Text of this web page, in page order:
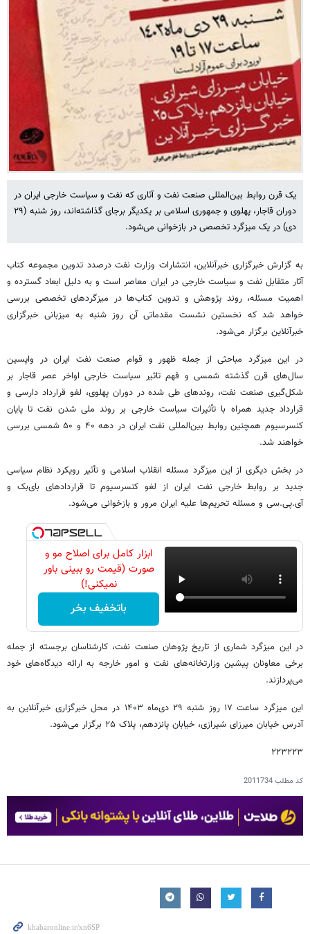
یک قرن روابط بین‌المللی صنعت نفت و آثاری که نفت و سیاست خارجی ایران در
دوران قاجار، پهلوی و جمهوری اسلامی بر یکدیگر برجای گذاشته‌اند، روز شنبه (۲۹
دی) در یک میزگرد تخصصی در بازخوانی می‌شود.
به گزارش خبرگزاری خبرآنلاین، انتشارات وزارت نفت درصدد تدوین مجموعه کتاب‌
آثار متقابل نفت و سیاست خارجی در ایران معاصر است و به دلیل ابعاد گسترده و
اهمیت مسئله، روند پژوهش و تدوین کتاب‌ها در میزگردهای تخصصی بررسی
خواهد شد که نخستین نشست مقدماتی آن روز شنبه به میزبانی خبرگزاری
خبرآنلاین برگزار می‌شود.
در این میزگرد مباحثی از جمله ظهور و قوام صنعت نفت ایران در واپسین
سال‌های قرن گذشته شمسی و فهم تاثیر سیاست خارجی اواخر عصر قاجار بر
شکل‌گیری صنعت نفت، روندهای طی شده در دوران پهلوی، لغو قرارداد دارسی و
قرارداد جدید همراه با تأثیرات سیاست خارجی بر روند ملی شدن نفت تا پایان
کنسرسیوم همچنین روابط بین‌المللی نفت ایران در دهه ۴۰ و ۵۰ شمسی بررسی
خواهند شد.
در بخش دیگری از این میزگرد مسئله انقلاب اسلامی و تأثیر رویکرد نظام سیاسی
جدید بر روابط خارجی نفت ایران از لغو کنسرسیوم تا قراردادهای بای‌بک و
آی.پی.سی و مسئله تحریم‌ها علیه ایران مرور و بازخوانی می‌شود.
ابزار کامل برای اصلاح مو و
صورت (قیمت رو ببینی باور
نمیکنی!)
باتخفیف بخر
در این میزگرد شماری از تاریخ پژوهان صنعت نفت، کارشناسان برجسته از جمله
برخی معاونان پیشین وزارتخانه‌های نفت و امور خارجه به ارائه دیدگاه‌های خود
می‌پردازند.
این میزگرد ساعت ۱۷ روز شنبه ۲۹ دی‌ماه ۱۴۰۳ در محل خبرگزاری خبرآنلاین به
آدرس خیابان میرزای شیرازی، خیابان پانزدهم، پلاک ۲۵ برگزار می‌شود.
۲۲۳۲۲۳
کد مطلب2011734